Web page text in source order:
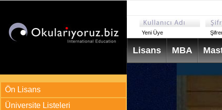
Ön Lisans
Üniversite Listeleri
Yeni Üye
Lisans MBA